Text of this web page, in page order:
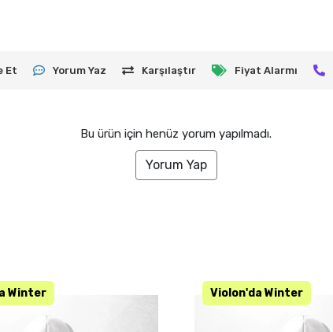
Et Yorum Yaz Karşılaştır Fiyat Alarmı
Bu ürün için henüz yorum yapılmadı.
Yorum Yap